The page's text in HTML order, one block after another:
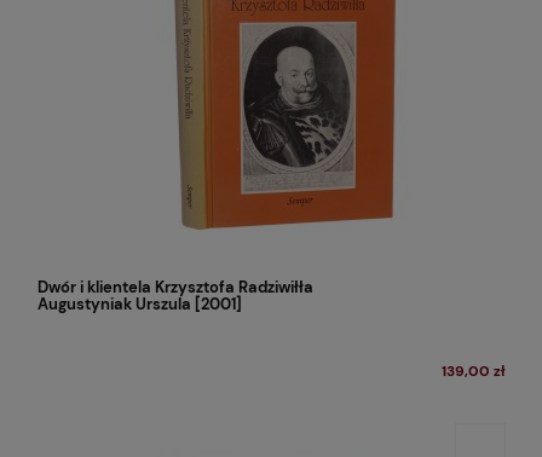
Dwór i klientela Krzysztofa Radziwiłła
Augustyniak Urszula [2001]
139,00 zł